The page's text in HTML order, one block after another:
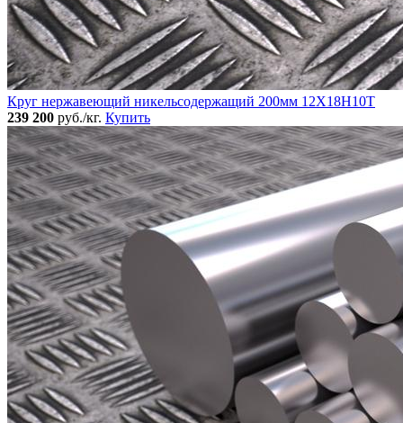
Круг нержавеющий никельсодержащий 200мм 12Х18Н10Т
239 200 руб./кг. Купить